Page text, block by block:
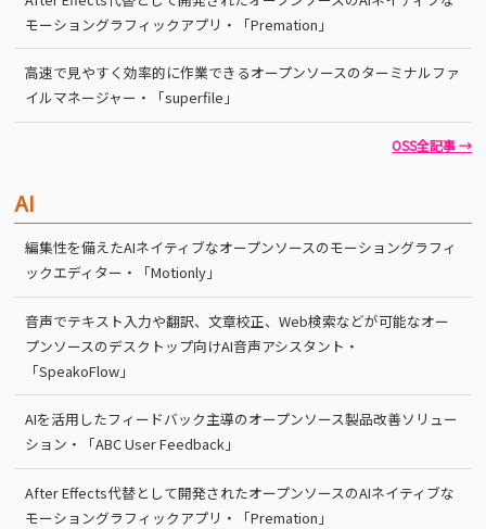
モーショングラフィックアプリ・「Premation」
高速で見やすく効率的に作業できるオープンソースのターミナルファ
イルマネージャー・「superfile」
OSS全記事 →
AI
編集性を備えたAIネイティブなオープンソースのモーショングラフィ
ックエディター・「Motionly」
音声でテキスト入力や翻訳、文章校正、Web検索などが可能なオー
プンソースのデスクトップ向けAI音声アシスタント・
「SpeakoFlow」
AIを活用したフィードバック主導のオープンソース製品改善ソリュー
ション・「ABC User Feedback」
After Effects代替として開発されたオープンソースのAIネイティブな
モーショングラフィックアプリ・「Premation」